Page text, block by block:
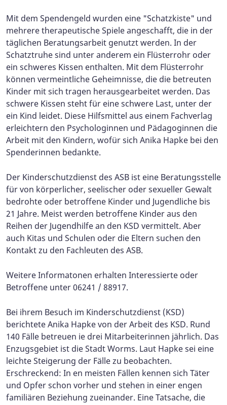
Mit dem Spendengeld wurden eine "Schatzkiste" und
mehrere therapeutische Spiele angeschafft, die in der
täglichen Beratungsarbeit genutzt werden. In der
Schatztruhe sind unter anderem ein Flüsterrohr oder
ein schweres Kissen enthalten. Mit dem Flüsterrohr
können vermeintliche Geheimnisse, die die betreuten
Kinder mit sich tragen herausgearbeitet werden. Das
schwere Kissen steht für eine schwere Last, unter der
ein Kind leidet. Diese Hilfsmittel aus einem Fachverlag
erleichtern den Psychologinnen und Pädagoginnen die
Arbeit mit den Kindern, wofür sich Anika Hapke bei den
Spenderinnen bedankte.
Der Kinderschutzdienst des ASB ist eine Beratungsstelle
für von körperlicher, seelischer oder sexueller Gewalt
bedrohte oder betroffene Kinder und Jugendliche bis
21 Jahre. Meist werden betroffene Kinder aus den
Reihen der Jugendhilfe an den KSD vermittelt. Aber
auch Kitas und Schulen oder die Eltern suchen den
Kontakt zu den Fachleuten des ASB.
Weitere Informatonen erhalten Interessierte oder
Betroffene unter 06241 / 88917.
Bei ihrem Besuch im Kinderschutzdienst (KSD)
berichtete Anika Hapke von der Arbeit des KSD. Rund
140 Fälle betreuen ie drei Mitarbeiterinnen jährlich. Das
Enzugsgebiet ist die Stadt Worms. Laut Hapke sei eine
leichte Steigerung der Fälle zu beobachten.
Erschreckend: In en meisten Fällen kennen sich Täter
und Opfer schon vorher und stehen in einer engen
familiären Beziehung zueinander. Eine Tatsache, die